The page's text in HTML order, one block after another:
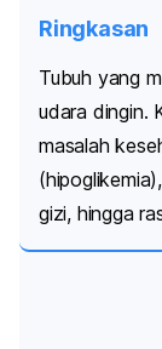
Ringkasan
Tubuh yang
udara dingin.
masalah
gizi, hingga